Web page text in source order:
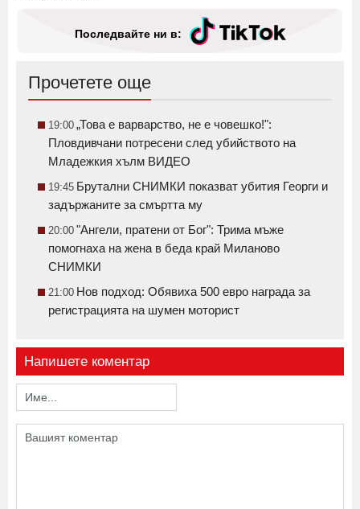
Последвайте ни в:
Прочетете още
19:00 „Това е варварство, не е човешко!":
Пловдивчани потресени след убийството на
Младежкия хълм ВИДЕО
19:45 Брутални СНИМКИ показват убития Георги и
задържаните за смъртта му
20:00 "Ангели, пратени от Бог": Трима мъже
помогнаха на жена в беда край Миланово
СНИМКИ
21:00 Нов подход: Обявиха 500 евро награда за
регистрацията на шумен моторист
Напишете коментар